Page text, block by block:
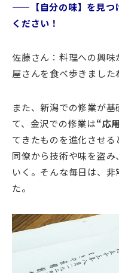
——【自分の味】を見つ
ください！
佐藤さん：料理への興
屋さんを食べ歩きました
また、新潟での修業が
て、金沢での修業は“応
てきたものを進化させ
同僚から技術や味を盗
いく。そんな毎日は、
た。